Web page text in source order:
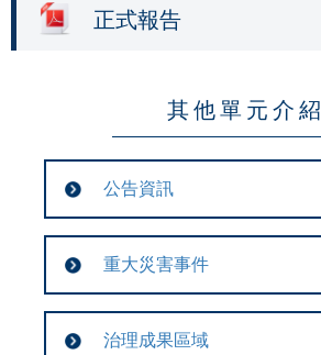
正式報告
其他單元介紹
公告資訊
重大災害事件
治理成果區域